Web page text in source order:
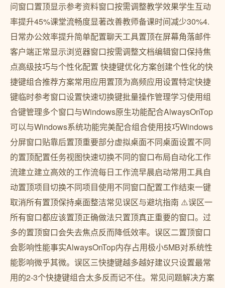
问窗口置顶显示参考资料窗口按需调整教学效果学生互动
率提升45%课堂流畅度显著改善教师备课时间减少30%4.
日常办公效率提升简单配置聊天工具置顶在屏幕角落邮件
客户端正常显示浏览器窗口按需调整文档编辑窗口保持焦
点高级技巧与个性化配置 快捷键优化方案创建个性化的快
捷键组合推荐方案常用应用置顶为高频应用设置特定快捷
键临时参考窗口设置快速切换键批量操作管理学习使用组
合键管理多个窗口与Windows原生功能配合AlwaysOnTop
可以与Windows系统功能完美配合组合使用技巧Windows
分屏窗口贴靠后置顶重要部分虚拟桌面不同桌面设置不同
的置顶配置任务视图快速切换不同的窗口布局自动化工作
流建立建立高效的工作流每日工作流早晨启动常用工具自
动置顶项目切换不同项目使用不同窗口配置工作结束一键
取消所有置顶保持桌面整洁常见误区与避坑指南 ⚠️误区一
所有窗口都应该置顶正确做法只置顶真正重要的窗口。过
多的置顶窗口会失去焦点反而降低效率。误区二置顶窗口
会影响性能事实AlwaysOnTop内存占用极小5MB对系统性
能影响微乎其微。误区三快捷键越多越好建议只设置最常
用的2-3个快捷键组合太多反而记不住。常见问题解决方案